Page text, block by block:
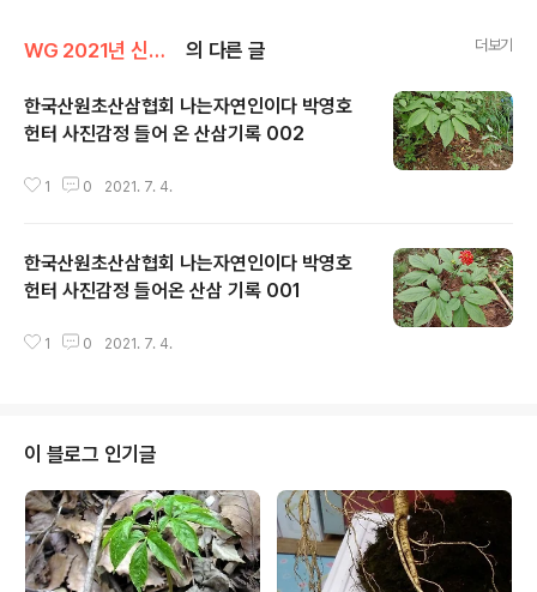
WG 2021년 신축년 기록 의 다른 글 더보기
한국산원초산삼협회 나는자연인이다 박영호
헌터 사진감정 들어 온 산삼기록 002
1 0 2021. 7. 4.
한국산원초산삼협회 나는자연인이다 박영호
헌터 사진감정 들어온 산삼 기록 001
1 0 2021. 7. 4.
이 블로그 인기글